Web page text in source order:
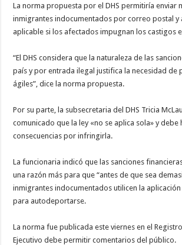
La norma propuesta por el DHS permitiría enviar
inmigrantes indocumentados por correo postal y
aplicable si los afectados impugnan los castigos
“El DHS considera que la naturaleza de las
país y por entrada ilegal justifica la necesidad de
ágiles”, dice la norma propuesta.
Por su parte, la subsecretaria del DHS Tricia
comunicado que la ley «no se aplica sola» y debe
consecuencias por infringirla.
La funcionaria indicó que las sanciones
una razón más para que “antes de que sea
inmigrantes indocumentados utilicen la aplicación
para autodeportarse.
La norma fue publicada este viernes en el
Ejecutivo debe permitir comentarios del público.